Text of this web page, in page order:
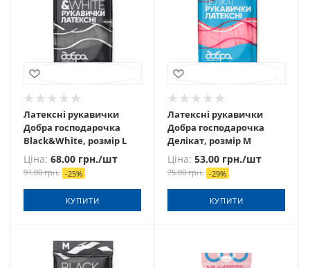
Латексні рукавички
Добра господарочка
Black&White, розмір L
Ціна: 68.00 грн./шт
91.00грн. -25%
КУПИТИ
Латексні рукавички
Добра господарочка
Делікат, розмір M
Ціна: 53.00 грн./шт
75.00грн. -29%
КУПИТИ